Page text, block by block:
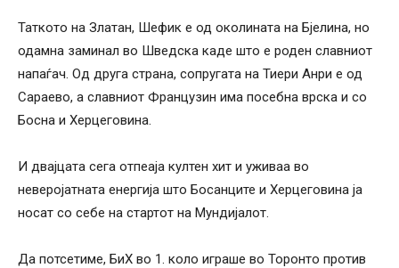
Таткото на Златан, Шефик е од околината на Бјелина, но
одамна заминал во Шведска каде што е роден славниот
напаѓач. Од друга страна, сопругата на Тиери Анри е од
Сараево, а славниот Французин има посебна врска и со
Босна и Херцеговина.
И двајцата сега отпеаја култен хит и уживаа во
неверојатната енергија што Босанците и Херцеговина ја
носат со себе на стартот на Мундијалот.
Да потсетиме, БиХ во 1. коло играше во Торонто против